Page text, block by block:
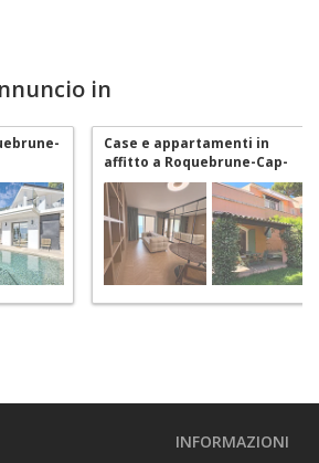
in
Case e appartamenti in
affitto a Roquebrune-Cap-
Martin
INFORMAZIONI